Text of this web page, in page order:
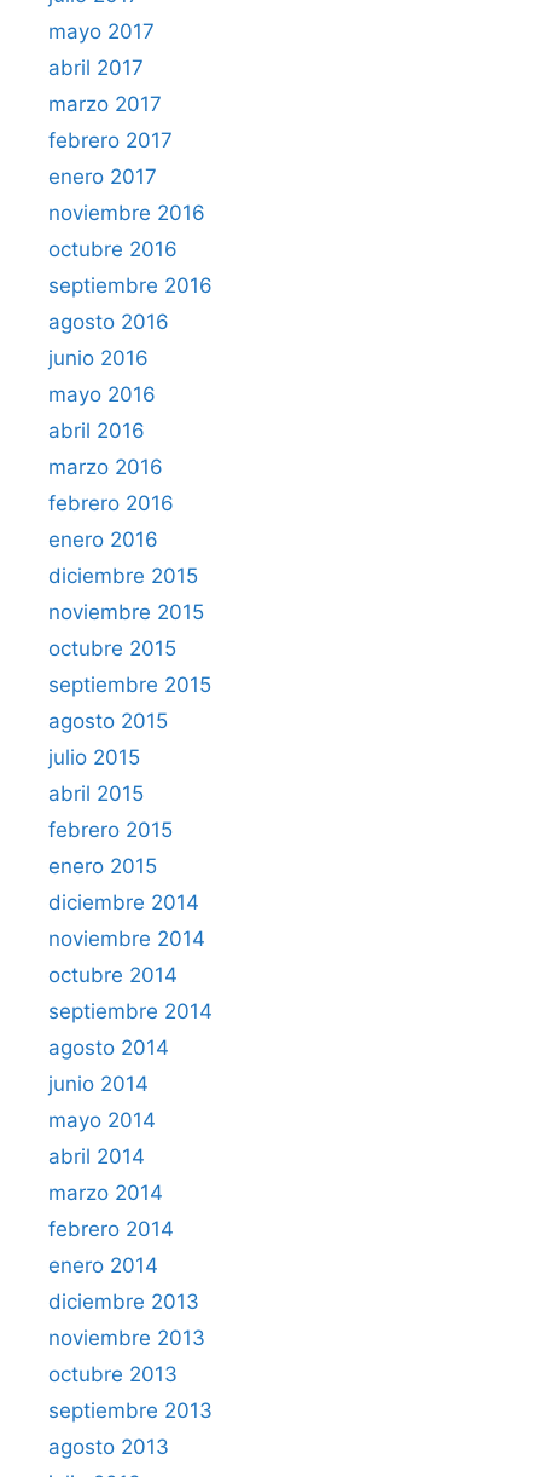
mayo 2017
abril 2017
marzo 2017
febrero 2017
enero 2017
noviembre 2016
octubre 2016
septiembre 2016
agosto 2016
junio 2016
mayo 2016
abril 2016
marzo 2016
febrero 2016
enero 2016
diciembre 2015
noviembre 2015
octubre 2015
septiembre 2015
agosto 2015
julio 2015
abril 2015
febrero 2015
enero 2015
diciembre 2014
noviembre 2014
octubre 2014
septiembre 2014
agosto 2014
junio 2014
mayo 2014
abril 2014
marzo 2014
febrero 2014
enero 2014
diciembre 2013
noviembre 2013
octubre 2013
septiembre 2013
agosto 2013